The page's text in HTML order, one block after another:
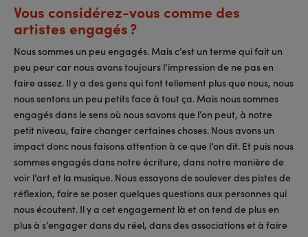
Vous considérez-vous comme des
artistes engagés ?
Nous sommes un peu engagés. Mais c’est un terme qui fait un
peu peur car nous avons toujours l’impression de ne pas en
faire assez. Il y a des gens qui font tellement plus que nous, nous
nous sentons un peu petits face à tout ça. Mais nous sommes
engagés dans le sens où nous savons que l’on peut, à notre
petit niveau, faire changer certaines choses. Nous avons un
impact donc nous faisons attention à ce que l’on dit. Et puis nous
sommes engagés dans notre écriture, dans notre manière de
voir l’art et la musique. Nous essayons de soulever des pistes de
réflexion, faire se poser quelques questions aux personnes qui
nous écoutent. Il y a cet engagement là et on tend de plus en
plus à s’engager dans du réel, dans des associations et à faire